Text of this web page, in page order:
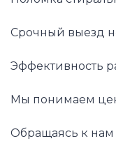
Срочный выезд
Эффективность
Мы понимаем
Обращаясь к нам